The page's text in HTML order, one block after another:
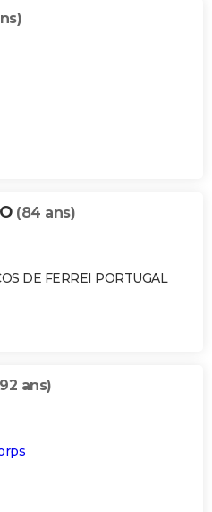
(84 ans)
DE FERREI PORTUGAL
ans)